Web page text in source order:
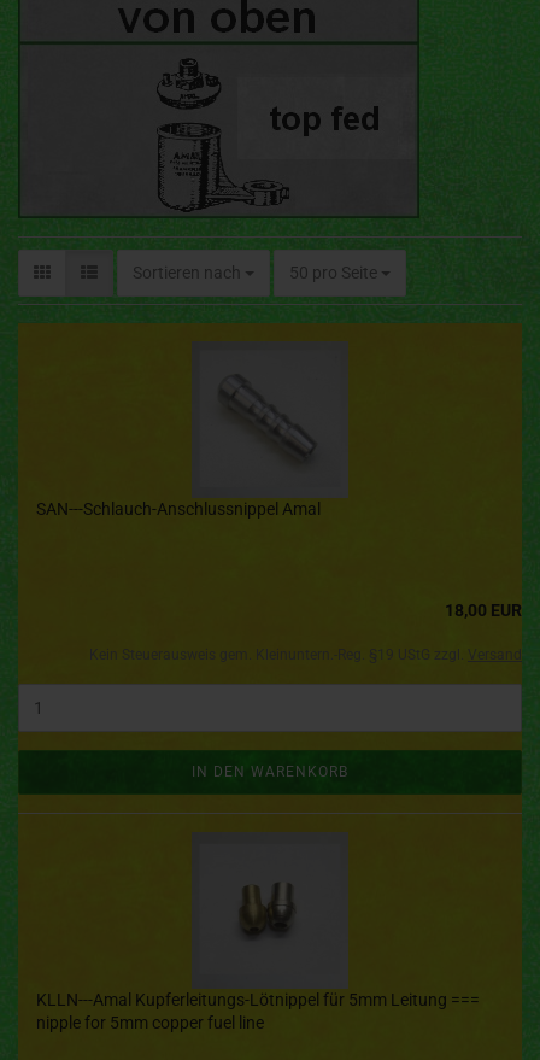
Sortieren nach 50 pro Seite
SAN---Schlauch-Anschlussnippel Amal
18,00 EUR
Kein Steuerausweis gem. Kleinuntern.-Reg. §19 UStG zzgl. Versand
IN DEN WARENKORB
KLLN---Amal Kupferleitungs-Lötnippel für 5mm Leitung ===
nipple for 5mm copper fuel line